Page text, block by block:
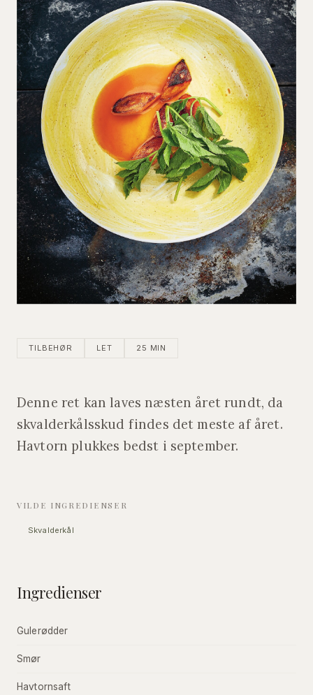
TILBEHØR LET 25 MIN
Denne ret kan laves næsten året rundt, da
skvalderkålsskud findes det meste af året.
Havtorn plukkes bedst i september.
VILDE INGREDIENSER
Skvalderkål
Ingredienser
Gulerødder
Smør
Havtornsaft